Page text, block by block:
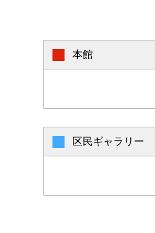
本館
区民ギャラリー